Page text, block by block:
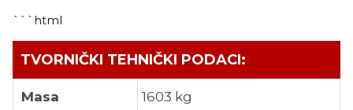
```html
TVORNIČKI TEHNIČKI PODACI:
Masa 1603 kg